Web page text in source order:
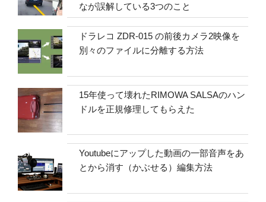
なが誤解している3つのこと
ドラレコ ZDR-015 の前後カメラ2映像を
別々のファイルに分離する方法
15年使って壊れたRIMOWA SALSAのハン
ドルを正規修理してもらえた
Youtubeにアップした動画の一部音声をあ
とから消す（かぶせる）編集方法